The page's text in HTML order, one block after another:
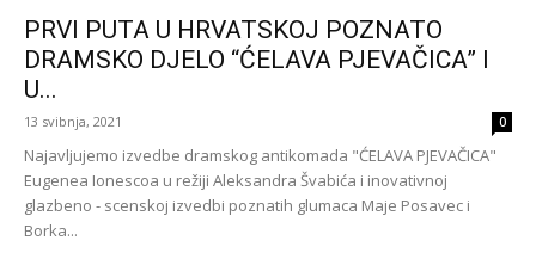
PRVI PUTA U HRVATSKOJ POZNATO
DRAMSKO DJELO “ĆELAVA PJEVAČICA” I
U...
13 svibnja, 2021 0
Najavljujemo izvedbe dramskog antikomada "ĆELAVA PJEVAČICA"
Eugenea Ionescoa u režiji Aleksandra Švabića i inovativnoj
glazbeno - scenskoj izvedbi poznatih glumaca Maje Posavec i
Borka...